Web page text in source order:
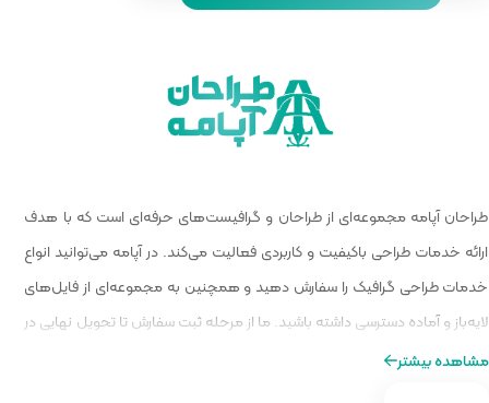
گرافیست‌های حرفه‌ای است که با هدف
می‌کند. در آپامه می‌توانید انواع
همچنین به مجموعه‌ای از فایل‌های
مرحله ثبت سفارش تا تحویل نهایی در
از طراحی را برایتان فراهم کنیم.